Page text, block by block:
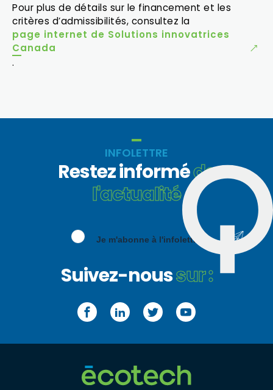
Pour plus de détails sur le financement et les
critères d’admissibilités, consultez la
page internet de Solutions innovatrices
Canada
.
INFOLETTRE
Restez informéde
l'actualité
Je m'abonne à l'infolettre
Suivez-noussur :
FacebookLinkedInTwitterYouTube